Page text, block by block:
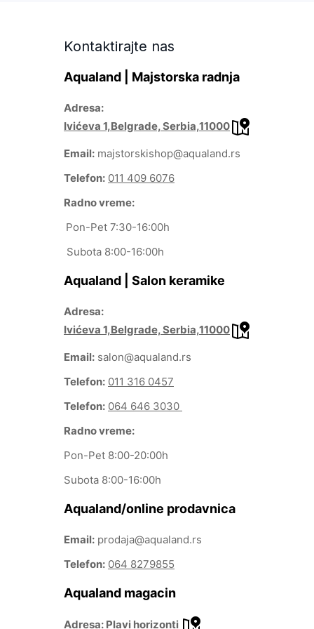
Kontaktirajte nas
Aqualand | Majstorska radnja
Adresa:
Ivićeva 1,Belgrade, Serbia,11000
Email: majstorskishop@aqualand.rs
Telefon: 011 409 6076
Radno vreme:
Pon-Pet 7:30-16:00h
Subota 8:00-16:00h
Aqualand | Salon keramike
Adresa:
Ivićeva 1,Belgrade, Serbia,11000
Email: salon@aqualand.rs
Telefon: 011 316 0457
Telefon: 064 646 3030
Radno vreme:
Pon-Pet 8:00-20:00h
Subota 8:00-16:00h
Aqualand/online prodavnica
Email: prodaja@aqualand.rs
Telefon: 064 8279855
Aqualand magacin
Adresa: Plavi horizonti